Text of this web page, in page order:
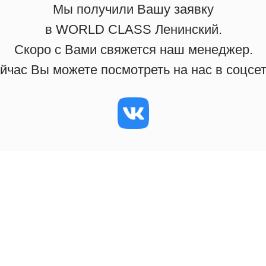
Мы получили Вашу заявку
в WORLD CLASS Ленинский.
Скоро с Вами свяжется наш менеджер.
Вы можете посмотреть на нас в